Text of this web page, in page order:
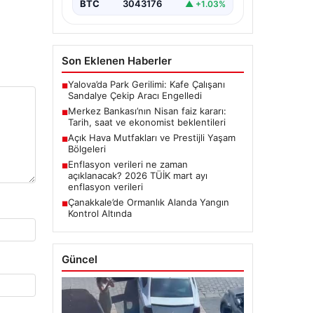
BTC 3043176 ▲ +1.03%
Son Eklenen Haberler
■Yalova’da Park Gerilimi: Kafe Çalışanı
Sandalye Çekip Aracı Engelledi
■Merkez Bankası’nın Nisan faiz kararı:
Tarih, saat ve ekonomist beklentileri
■Açık Hava Mutfakları ve Prestijli Yaşam
Bölgeleri
■Enflasyon verileri ne zaman
açıklanacak? 2026 TÜİK mart ayı
enflasyon verileri
■Çanakkale’de Ormanlık Alanda Yangın
Kontrol Altında
Güncel